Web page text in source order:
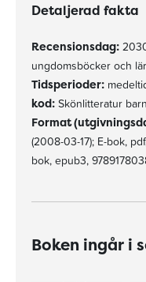
Detaljerad fakta
Recensionsdag:
ungdomsböcker och
Tidsperioder:
kod: Skönlitteratur
Format
(2008-03-17); E-bok,
bok, epub3,
Boken ingår i